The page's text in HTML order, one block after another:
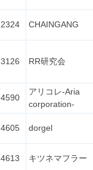
CHAINGANG
RR研究会
アリコレ-Aria
corporation-
dorgel
キツネマフラー